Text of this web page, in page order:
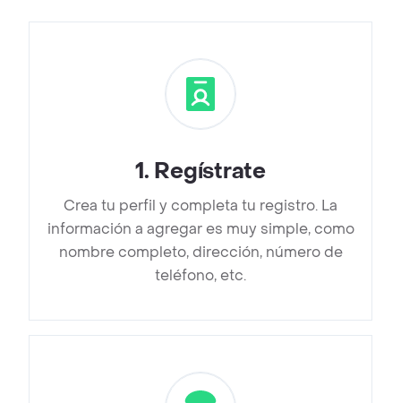
1. Regístrate
Crea tu perfil y completa tu registro. La
información a agregar es muy simple, como
nombre completo, dirección, número de
teléfono, etc.